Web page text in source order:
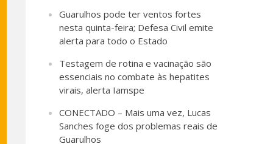
Guarulhos pode ter ventos fortes
nesta quinta-feira; Defesa Civil emite
alerta para todo o Estado
Testagem de rotina e vacinação são
essenciais no combate às hepatites
virais, alerta Iamspe
CONECTADO – Mais uma vez, Lucas
Sanches foge dos problemas reais de
Guarulhos